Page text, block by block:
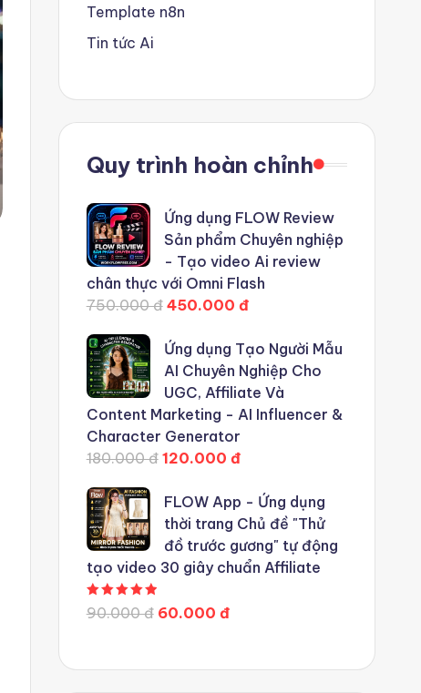
Template n8n
Tin tức Ai
Quy trình hoàn chỉnh
Ứng dụng FLOW Review
Sản phẩm Chuyên nghiệp
- Tạo video Ai review
chân thực với Omni Flash
750.000 đ 450.000 đ
Ứng dụng Tạo Người Mẫu
AI Chuyên Nghiệp Cho
UGC, Affiliate Và
Content Marketing - AI Influencer &
Character Generator
180.000 đ 120.000 đ
FLOW App - Ứng dụng
thời trang Chủ đề "Thử
đồ trước gương" tự động
tạo video 30 giây chuẩn Affiliate
90.000 đ 60.000 đ